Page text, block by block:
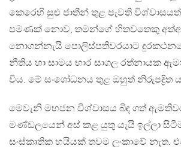
කෙරෙහි සුළු ජාතීන් තුළ පැවති
පමණක් නොව, තමන්ගේ හිතවතෙකු
නොගන්නැයි පොලිස්පතිවරයාට
නීතිය හා සාමය භාර සාගල රත්නායක
විය. මේ සංශෝධනය තුළ ඔහුත් නිරුපද්‍රිත
මෙවැනි මහජන විශ්වාසය බිඳ ගත්
මණ්ඩලයෙන් අස් කළ යුතු යැයි ඉල්ලා
සංස්කෘතික හයියක් තවම ලංකාවේ නැත.